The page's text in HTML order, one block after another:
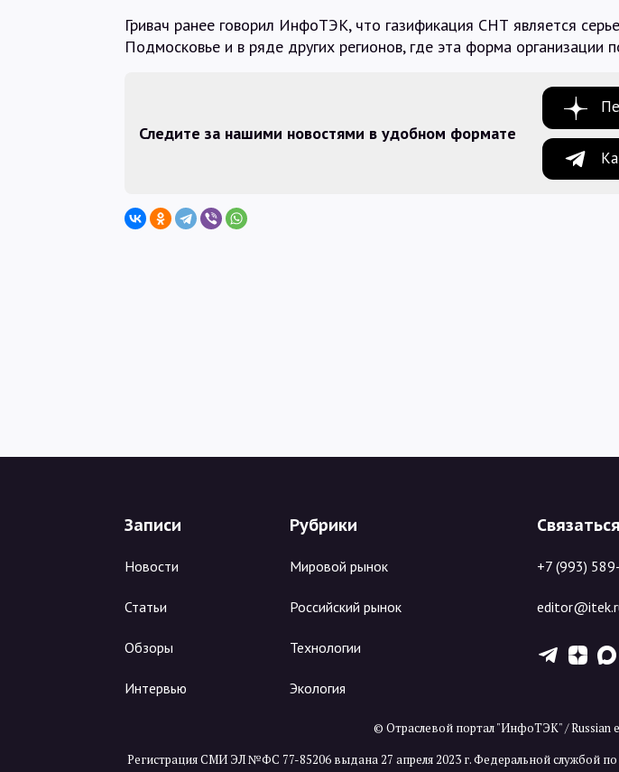
Гривач ранее говорил ИнфоТЭК, что газификация СНТ является
Подмосковье и в ряде других регионов, где эта форма организации
Следите за нашими новостями в удобном формате
Записи
Новости
Статьи
Обзоры
Интервью
Рубрики
Мировой рынок
Российский рынок
Технологии
Экология
+7 (993)
T Z X
© Отраслевой портал "ИнфоТЭК" / Russian
Регистрация СМИ ЭЛ №ФС 77-85206 выдана 27 апреля 2023 г. Федеральной службой